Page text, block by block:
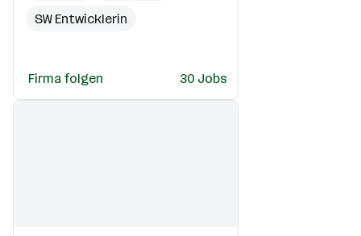
SW Entwicklerin
Produktentwickler
Firma folgen 30 Jobs